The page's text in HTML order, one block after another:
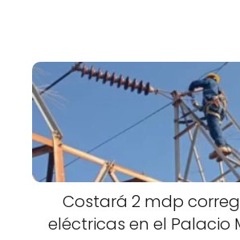
Costará 2 mdp
eléctricas en el Palacio